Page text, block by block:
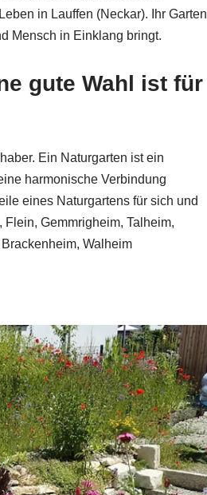
in Lauffen (Neckar). Ihr Garten
Mensch in Einklang bringt.
gute Wahl ist für
Ein Naturgarten ist ein
harmonische Verbindung
eines Naturgartens für sich und
Gemmrigheim, Talheim,
Walheim